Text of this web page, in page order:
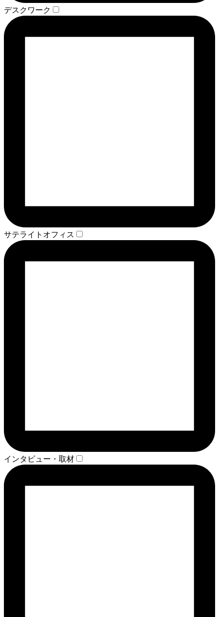
デスクワーク
サテライトオフィス
インタビュー・取材